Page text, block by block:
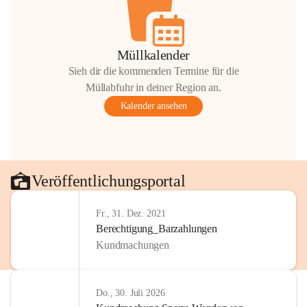
Müllkalender
Sieh dir die kommenden Termine für die
Müllabfuhr in deiner Region an.
Kalender ansehen
Veröffentlichungsportal
Fr., 31. Dez. 2021
Berechtigung_Barzahlungen
Kundmachungen
Do., 30. Juli 2026